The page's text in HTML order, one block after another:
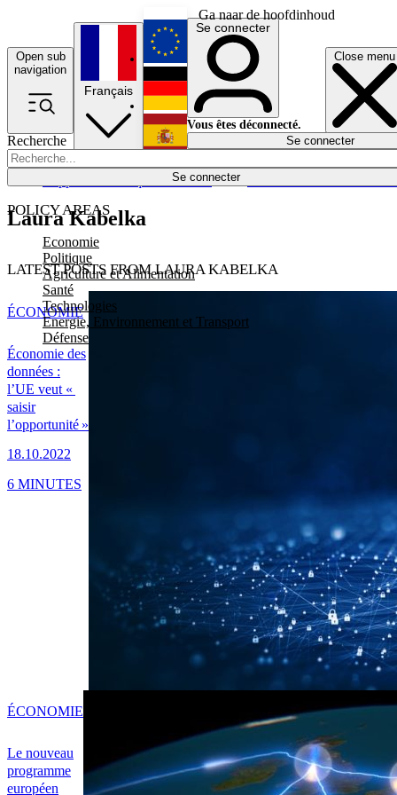
Ga naar de hoofdinhoud
Open sub
navigation
Close menu
Recherche
Se connecter
POLICY AREAS
Economie
Politique
Agriculture et Alimentation
Santé
Technologies
Energie, Environnement et Transport
Défense
Économie
Français
English
Deutsch
Español
Se connecter
Vous êtes déconnecté.
Se connecter
Laura Kabelka
LATEST POSTS FROM LAURA KABELKA
Économie des
données :
l’UE veut «
saisir
l’opportunité »
18.10.2022
ÉCONOMIE
6 MINUTES
Le nouveau
programme
européen
ÉCONOMIE